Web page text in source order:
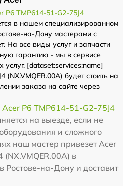
P6 TMP614-51-G2-75J4
в нашем специализированном
на-Дону мастерами с
На все виды услуг и запчасти
гарантию - мы в сервисе
[dataset:services:name]
(NX.VMQER.00A) будет стоить на
заказа на сайте через
P6 TMP614-51-G2-75J4
на выезде, если не
и сложного
наш мастер привезет Acer
в
Ростове-на-Дону и доставит